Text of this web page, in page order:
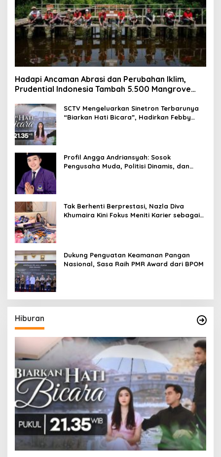
Hadapi Ancaman Abrasi dan Perubahan Iklim,
Prudential Indonesia Tambah 5.500 Mangrove
SCTV Mengeluarkan Sinetron Terbarunya
“Biarkan Hati Bicara”, Hadirkan Febby
Profil Angga Andriansyah: Sosok
Pengusaha Muda, Politisi Dinamis, dan
Tak Berhenti Berprestasi, Nazla Diva
Khumaira Kini Fokus Meniti Karier sebagai
Dukung Penguatan Keamanan Pangan
Nasional, Sasa Raih PMR Award dari BPOM
Hiburan